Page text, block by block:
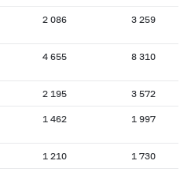
2 086 3 259
4 655 8 310
2 195 3 572
1 462 1 997
1 210 1 730